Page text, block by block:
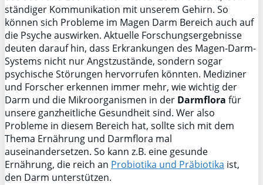
ständiger Kommunikation mit unserem Gehirn. So
können sich Probleme im Magen Darm Bereich auch auf
die Psyche auswirken. Aktuelle Forschungsergebnisse
deuten darauf hin, dass Erkrankungen des Magen-Darm-
Systems nicht nur Angstzustände, sondern sogar
psychische Störungen hervorrufen könnten. Mediziner
und Forscher erkennen immer mehr, wie wichtig der
Darm und die Mikroorganismen in der Darmflora für
unsere ganzheitliche Gesundheit sind. Wer also
Probleme in diesem Bereich hat, sollte sich mit dem
Thema Ernährung und Darmflora mal
auseinandersetzen. So kann z.B. eine gesunde
Ernährung, die reich an Probiotika und Präbiotika ist,
den Darm unterstützen.